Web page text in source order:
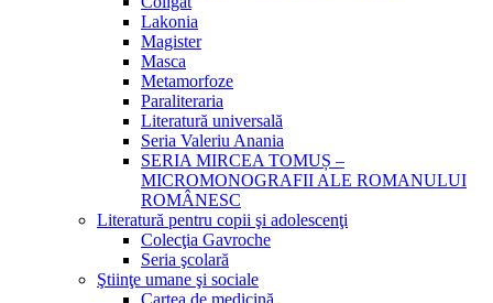
Lakonia
Magister
Masca
Metamorfoze
Paraliteraria
Literatură universală
Seria Valeriu Anania
SERIA MIRCEA TOMUȘ –
MICROMONOGRAFII ALE ROMANULUI
ROMÂNESC
Literatură pentru copii şi adolescenţi
Colecţia Gavroche
Seria şcolară
Ştiinţe umane şi sociale
Cartea de medicină